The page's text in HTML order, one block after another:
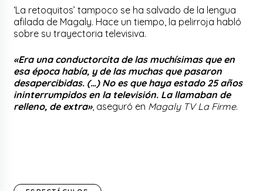
‘La retoquitos’ tampoco se ha salvado de la lengua
afilada de Magaly. Hace un tiempo, la pelirroja habló
sobre su trayectoria televisiva.
«Era una conductorcita de las muchísimas que en
esa época había, y de las muchas que pasaron
desapercibidas. (…) No es que haya estado 25 años
ininterrumpidos en la televisión. La llamaban de
relleno, de extra», aseguró en Magaly TV La Firme.